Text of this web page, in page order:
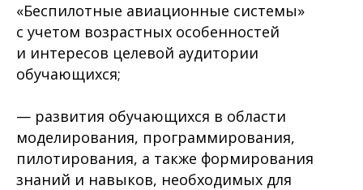
«Беспилотные авиационные системы»
с учетом возрастных особенностей
и интересов целевой аудитории
обучающихся;
— развития обучающихся в области
моделирования, программирования,
пилотирования, а также формирования
знаний и навыков, необходимых для